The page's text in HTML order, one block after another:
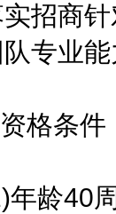
招商
专业能
条件
40周